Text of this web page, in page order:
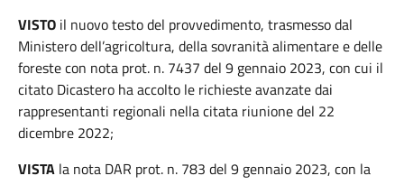
VISTO il nuovo testo del provvedimento, trasmesso dal
Ministero dell’agricoltura, della sovranità alimentare e delle
foreste con nota prot. n. 7437 del 9 gennaio 2023, con cui il
citato Dicastero ha accolto le richieste avanzate dai
rappresentanti regionali nella citata riunione del 22
dicembre 2022;
VISTA la nota DAR prot. n. 783 del 9 gennaio 2023, con la